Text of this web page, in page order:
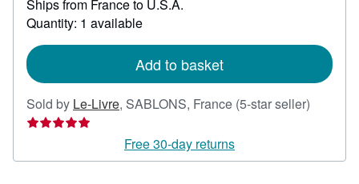
more
Ships from France to U.S.A.
Quantity: 1 available
Add to basket
Sold by Le-Livre, SABLONS, France (5-star seller)
out
Free 30-day returns